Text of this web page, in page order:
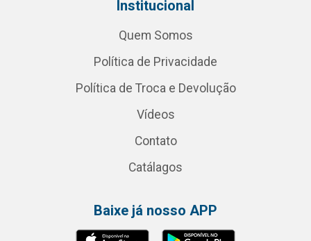
Institucional
Quem Somos
Política de Privacidade
Política de Troca e Devolução
Vídeos
Contato
Catálagos
Baixe já nosso APP